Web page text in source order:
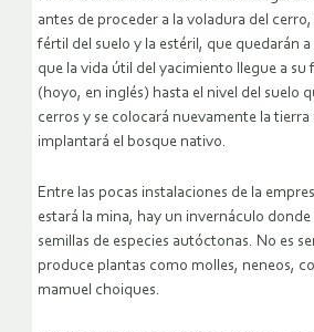
antes de proceder a la voladura del
fértil del suelo y la estéril, que quedarán
que la vida útil del yacimiento llegue a su
(hoyo, en inglés) hasta el nivel del suelo
cerros y se colocará nuevamente la tierra
implantará el bosque nativo.
Entre las pocas instalaciones de la
estará la mina, hay un invernáculo donde
semillas de especies autóctonas. No es
produce plantas como molles, neneos,
mamuel choiques.